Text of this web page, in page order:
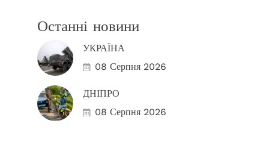
Останні новини
УКРАЇНА
08 Серпня 2026
ДНІПРО
08 Серпня 2026